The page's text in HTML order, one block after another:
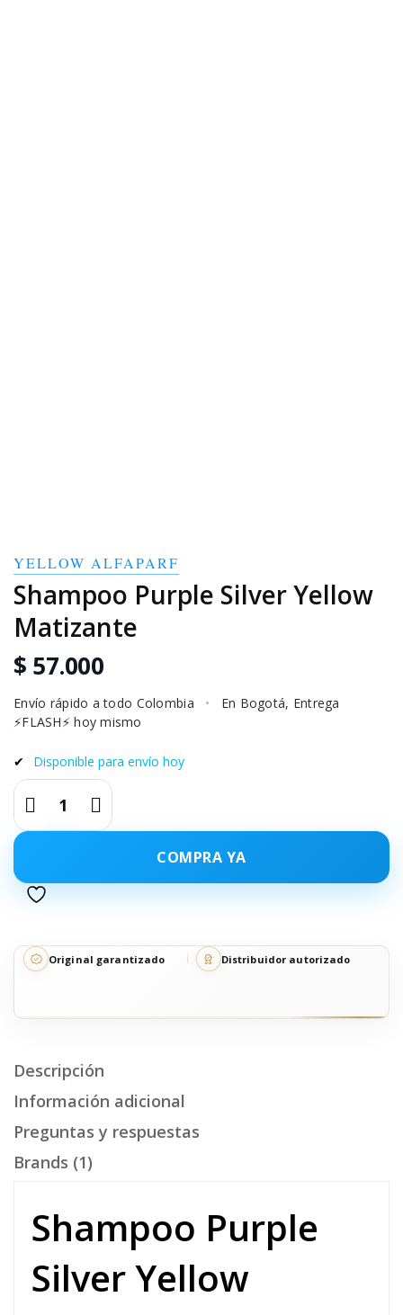
YELLOW ALFAPARF
Shampoo Purple Silver Yellow
Matizante
$ 57.000
Envío rápido a todo Colombia •
En Bogotá, Entrega
⚡FLASH⚡ hoy mismo
✔ Disponible para envío hoy
COMPRA YA
Original garantizado Distribuidor autorizado
Descripción
Información adicional
Preguntas y respuestas
Brands (1)
Shampoo Purple
Silver Yellow